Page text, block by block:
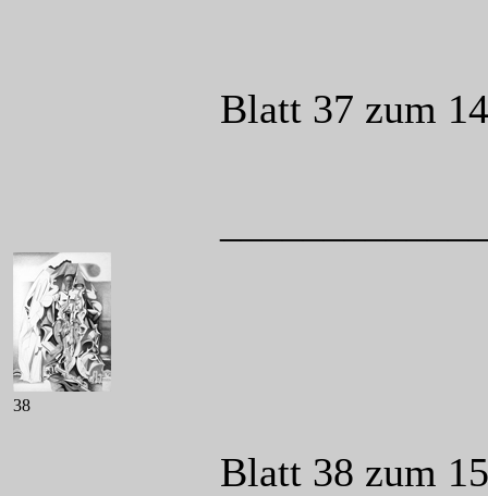
Blatt 37 zum
38
Blatt 38 zum